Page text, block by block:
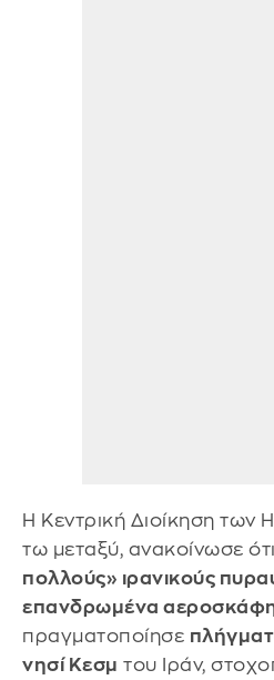
Η Κεντρική Διοίκηση των
τω μεταξύ, ανακοίνωσε ότι
πολλούς» ιρανικούς
επανδρωμένα
πραγματοποίησε
νησί Κεσμ του Ιράν,